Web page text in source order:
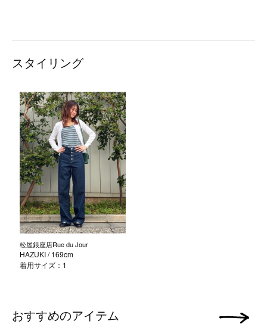
スタイリング
松屋銀座店Rue du Jour
HAZUKI/ 169cm
着用サイズ：1
おすすめのアイテム 次の画像